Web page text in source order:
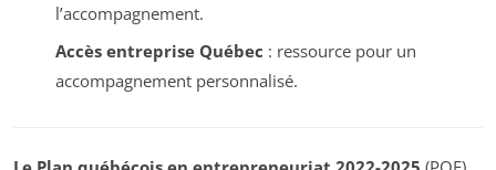
l’accompagnement.
Accès entreprise Québec : ressource pour un
accompagnement personnalisé.